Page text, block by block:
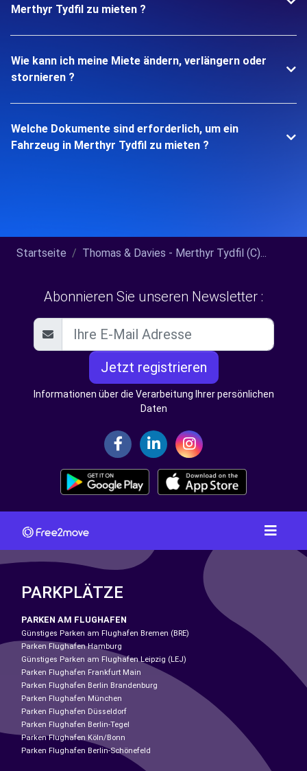
Merthyr Tydfil zu mieten ?
Wie kann ich meine Miete ändern, verlängern oder
stornieren ?
Welche Dokumente sind erforderlich, um ein
Fahrzeug in Merthyr Tydfil zu mieten ?
Startseite Thomas & Davies - Merthyr Tydfil (C)...
Abonnieren Sie unseren Newsletter :
Jetzt registrieren
Informationen über die Verarbeitung Ihrer persönlichen
Daten
PARKPLÄTZE
PARKEN AM FLUGHAFEN
Günstiges Parken am Flughafen Bremen (BRE)
Parken Flughafen Hamburg
Günstiges Parken am Flughafen Leipzig (LEJ)
Parken Flughafen Frankfurt Main
Parken Flughafen Berlin Brandenburg
Parken Flughafen München
Parken Flughafen Düsseldorf
Parken Flughafen Berlin-Tegel
Parken Flughafen Köln/Bonn
Parken Flughafen Berlin-Schönefeld